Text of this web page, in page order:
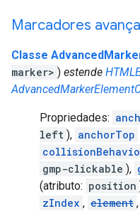
Marcadores
Classe
marker> ) estende
Propriedades:
left ), anchorTop
gmp-clickable ),
(atributo: position
zIndex , element ,